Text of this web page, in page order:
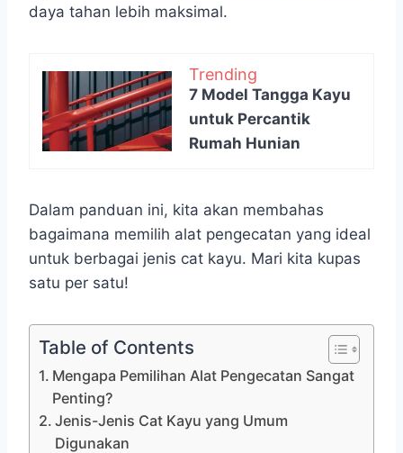
daya tahan lebih maksimal.
Trending
7 Model Tangga Kayu
untuk Percantik
Rumah Hunian
Dalam panduan ini, kita akan membahas
bagaimana memilih alat pengecatan yang ideal
untuk berbagai jenis cat kayu. Mari kita kupas
satu per satu!
Table of Contents
Mengapa Pemilihan Alat Pengecatan Sangat
Penting?
Jenis-Jenis Cat Kayu yang Umum
Digunakan